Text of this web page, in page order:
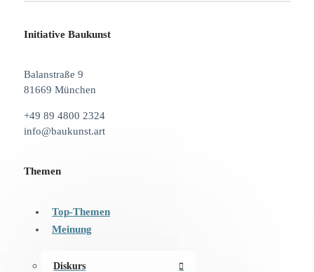
Initiative Baukunst
Balanstraße 9
81669 München
+49 89 4800 2324
info@baukunst.art
Themen
Top-Themen
Meinung
Diskurs